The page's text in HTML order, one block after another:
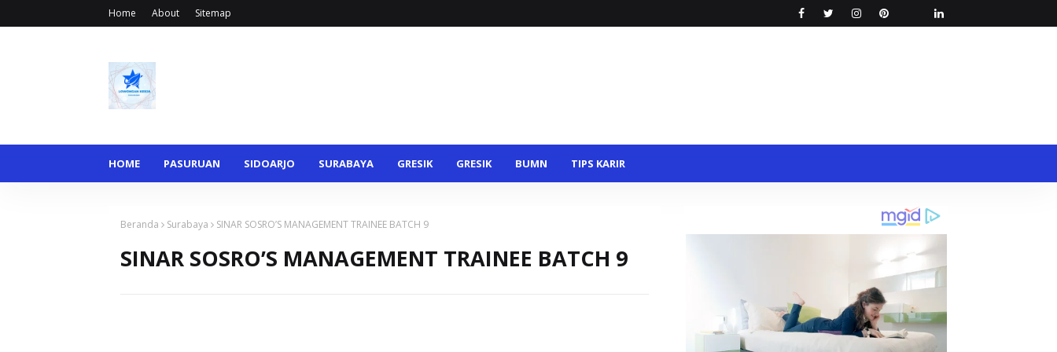
Home About Sitemap
HOME PASURUAN SIDOARJO SURABAYA GRESIK GRESIK BUMN TIPS KARIR
Beranda Surabaya SINAR SOSRO’S MANAGEMENT TRAINEE BATCH 9
SINAR SOSRO’S MANAGEMENT TRAINEE BATCH 9